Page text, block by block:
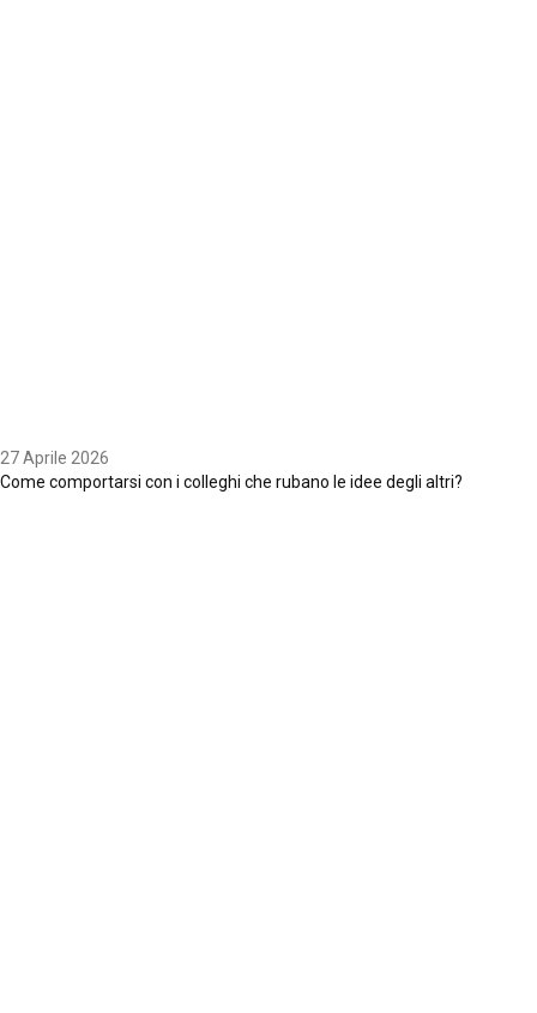
27 Aprile 2026
Come comportarsi con i colleghi che rubano le idee degli altri?